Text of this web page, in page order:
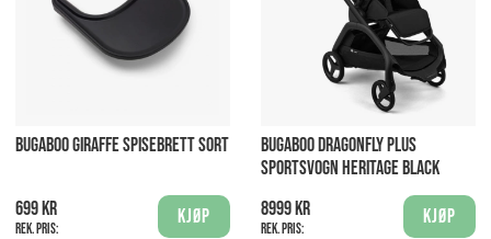
BUGABOO GIRAFFE SPISEBRETT SORT
699 kr
Rek. pris:
Kjøp
BUGABOO DRAGONFLY PLUS
SPORTSVOGN HERITAGE BLACK
8999 kr
Rek. pris:
Kjøp